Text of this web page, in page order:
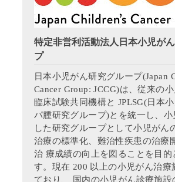
特定非営利活動法人日本小児が
プ
日本小児がん研究グループ(Japan
Cancer Group: JCCG)は、従来の
臨床試験共同機構と JPLSG(日本
パ腫研究グループ)とを統一し、
した研究グループとして小児がん
治療の標準化、難治性疾患の治療
治 療成績の向上を図ることを目
す。現在 200 以上の小児がん治